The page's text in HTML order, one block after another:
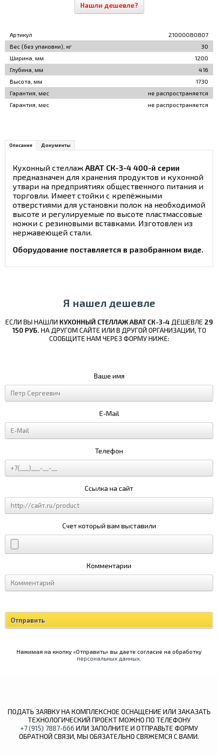
Нашли дешевле?
Артикул
21000080807
Вес (без упаковки), кг
30
Ширина, мм
1200
Глубина, мм
416
Высота, мм
1730
Гарантия, мес
не распространяется
Гарантия, мес
не распространяется
Описание Документы
Кухонный стеллаж ABAT СК-3-4 400-й серии
предназначен для хранения продуктов и кухонной
утвари на предприятиях общественного питания и
торговли. Имеет стойки с крепёжными
отверстиями для установки полок на необходимой
высоте и регулируемые по высоте пластмассовые
ножки с резиновыми вставками. Изготовлен из
нержавеющей стали.
Оборудование поставляется в разобранном виде.
Я нашел дешевле
ЕСЛИ ВЫ НАШЛИ КУХОННЫЙ СТЕЛЛАЖ ABAT СК-3-4 ДЕШЕВЛЕ 29
150 РУБ. НА ДРУГОМ САЙТЕ ИЛИ В ДРУГОЙ ОРГАНИЗАЦИИ, ТО
СООБЩИТЕ НАМ ЧЕРЕЗ ФОРМУ НИЖЕ:
Ваше имя
E-Mail
Телефон
Ссылка на сайт
Счет который вам выставили
Комментарии
Нажимая на кнопку «Отправить» вы даете согласие на обработку
персональных данных
ПОДАТЬ ЗАЯВКУ НА КОМПЛЕКСНОЕ ОСНАЩЕНИЕ ИЛИ ЗАКАЗАТЬ
ТЕХНОЛОГИЧЕСКИЙ ПРОЕКТ МОЖНО ПО ТЕЛЕФОНУ
+7 (915) 7887-666 ИЛИ ЗАПОЛНИТЕ И ОТПРАВЬТЕ ФОРМУ
ОБРАТНОЙ СВЯЗИ, МЫ ОБЯЗАТЕЛЬНО СВЯЖЕМСЯ С ВАМИ.